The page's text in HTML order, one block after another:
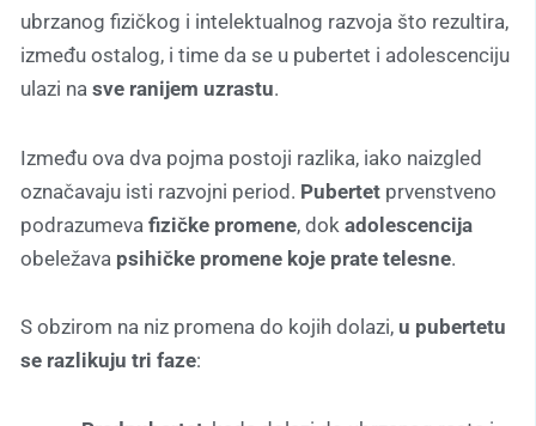
ubrzanog fizičkog i intelektualnog razvoja što rezultira,
između ostalog, i time da se u pubertet i adolescenciju
ulazi na sve ranijem uzrastu.
Između ova dva pojma postoji razlika, iako naizgled
označavaju isti razvojni period. Pubertet prvenstveno
podrazumeva fizičke promene, dok adolescencija
obeležava psihičke promene koje prate telesne.
S obzirom na niz promena do kojih dolazi, u pubertetu
se razlikuju tri faze: